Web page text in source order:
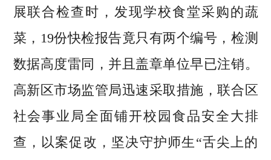
展联合检查时，发现学校食堂采购的蔬
菜，19份快检报告竟只有两个编号，检测
数据高度雷同，并且盖章单位早已注销。
高新区市场监管局迅速采取措施，联合区
社会事业局全面铺开校园食品安全大排
查，以案促改，坚决守护师生“舌尖上的